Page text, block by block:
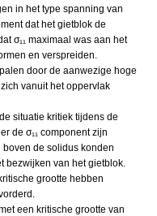
in het type spanning van
dat het gietblok de
σ₁₁ maximaal was aan het
en verspreiden.
door de aanwezige hoge
vanuit het oppervlak
situatie kritiek tijdens de
de σ₁₁ component zijn
de solidus konden
bezwijken van het gietblok.
grootte hebben
een kritische grootte van